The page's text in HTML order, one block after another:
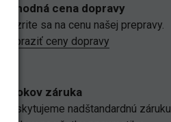
Výhodná cena dopravy
Pozrite sa na cenu našej prepravy.
Zobraziť ceny dopravy
5 rokov záruka
Poskytujeme nadštandardnú záruku